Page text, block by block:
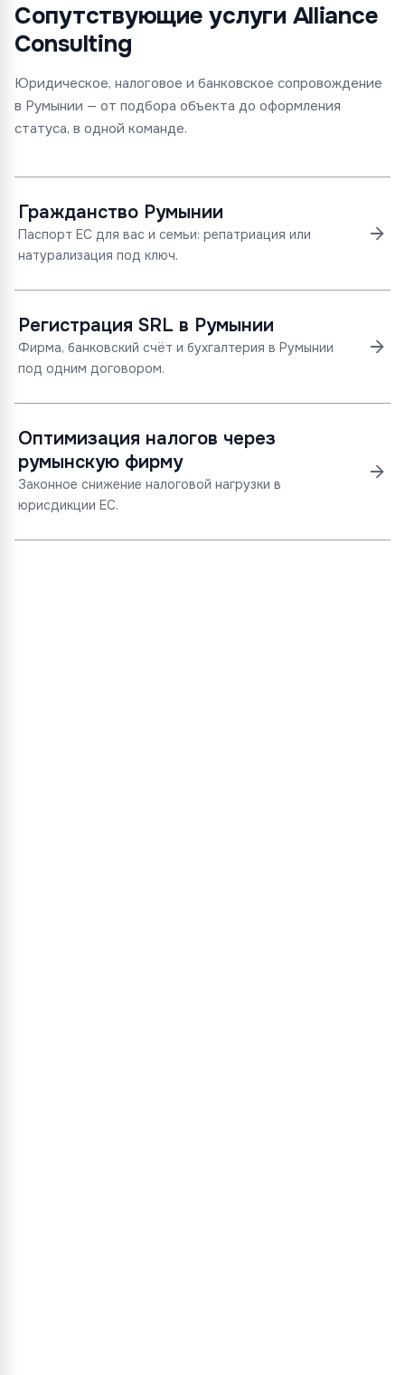
Сопутствующие услуги Alliance
Consulting
Юридическое, налоговое и банковское сопровождение
в Румынии — от подбора объекта до оформления
статуса, в одной команде.
Гражданство Румынии
Паспорт ЕС для вас и семьи: репатриация или
натурализация под ключ.
Регистрация SRL в Румынии
Фирма, банковский счёт и бухгалтерия в Румынии
под одним договором.
Оптимизация налогов через
румынскую фирму
Законное снижение налоговой нагрузки в
юрисдикции ЕС.